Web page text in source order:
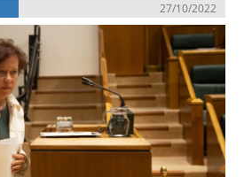
27/10/2022